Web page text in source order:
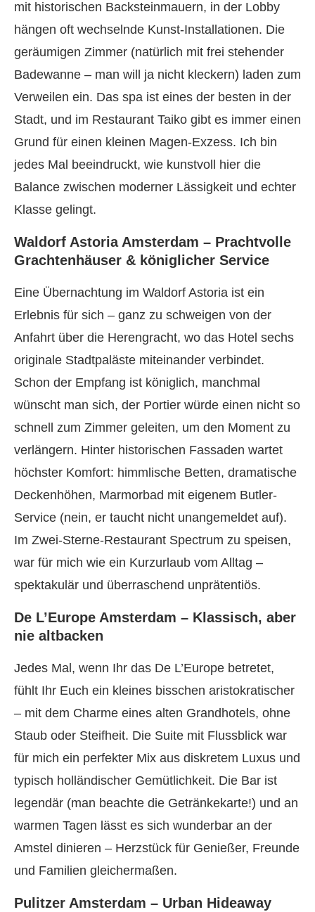
mit historischen Backsteinmauern, in der Lobby
hängen oft wechselnde Kunst-Installationen. Die
geräumigen Zimmer (natürlich mit frei stehender
Badewanne – man will ja nicht kleckern) laden zum
Verweilen ein. Das spa ist eines der besten in der
Stadt, und im Restaurant Taiko gibt es immer einen
Grund für einen kleinen Magen-Exzess. Ich bin
jedes Mal beeindruckt, wie kunstvoll hier die
Balance zwischen moderner Lässigkeit und echter
Klasse gelingt.
Waldorf Astoria Amsterdam – Prachtvolle
Grachtenhäuser & königlicher Service
Eine Übernachtung im Waldorf Astoria ist ein
Erlebnis für sich – ganz zu schweigen von der
Anfahrt über die Herengracht, wo das Hotel sechs
originale Stadtpaläste miteinander verbindet.
Schon der Empfang ist königlich, manchmal
wünscht man sich, der Portier würde einen nicht so
schnell zum Zimmer geleiten, um den Moment zu
verlängern. Hinter historischen Fassaden wartet
höchster Komfort: himmlische Betten, dramatische
Deckenhöhen, Marmorbad mit eigenem Butler-
Service (nein, er taucht nicht unangemeldet auf).
Im Zwei-Sterne-Restaurant Spectrum zu speisen,
war für mich wie ein Kurzurlaub vom Alltag –
spektakulär und überraschend unprätentiös.
De L’Europe Amsterdam – Klassisch, aber
nie altbacken
Jedes Mal, wenn Ihr das De L’Europe betretet,
fühlt Ihr Euch ein kleines bisschen aristokratischer
– mit dem Charme eines alten Grandhotels, ohne
Staub oder Steifheit. Die Suite mit Flussblick war
für mich ein perfekter Mix aus diskretem Luxus und
typisch holländischer Gemütlichkeit. Die Bar ist
legendär (man beachte die Getränkekarte!) und an
warmen Tagen lässt es sich wunderbar an der
Amstel dinieren – Herzstück für Genießer, Freunde
und Familien gleichermaßen.
Pulitzer Amsterdam – Urban Hideaway